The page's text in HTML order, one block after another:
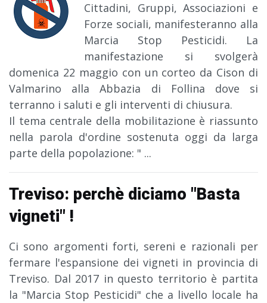
Cittadini, Gruppi, Associazioni e
Forze sociali, manifesteranno alla
Marcia Stop Pesticidi. La
manifestazione si svolgerà
domenica 22 maggio con un corteo da Cison di
Valmarino alla Abbazia di Follina dove si
terranno i saluti e gli interventi di chiusura.
Il tema centrale della mobilitazione è riassunto
nella parola d'ordine sostenuta oggi da larga
parte della popolazione: " ...
Treviso: perchè diciamo "Basta
vigneti" !
Ci sono argomenti forti, sereni e razionali per
fermare l'espansione dei vigneti in provincia di
Treviso. Dal 2017 in questo territorio è partita
la "Marcia Stop Pesticidi" che a livello locale ha